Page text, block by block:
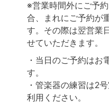
※営業時間外にご予
合、まれにご予約が
す。その際は翌営業
せていただきます。
・当日のご予約はお
す。
・管楽器の練習は2
利用ください。